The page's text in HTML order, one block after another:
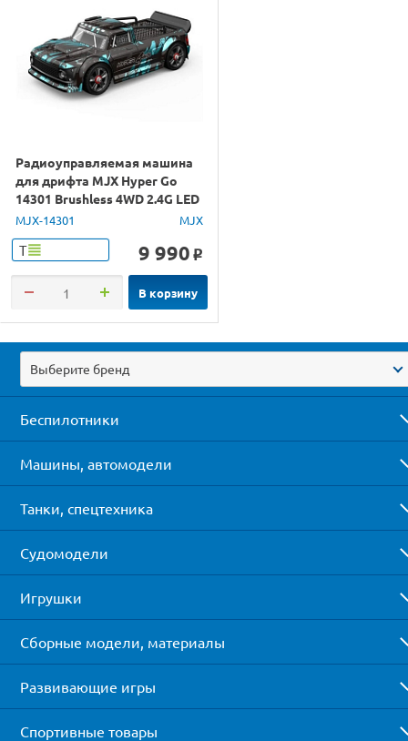
Радиоуправляемая машина
для дрифта MJX Hyper Go
14301 Brushless 4WD 2.4G LED
1/14 RTR
MJX-14301 MJX
Т 9 990 o
В корзину
Выберите бренд
Беспилотники
Машины, автомодели
Танки, спецтехника
Судомодели
Игрушки
Сборные модели, материалы
Развивающие игры
Спортивные товары